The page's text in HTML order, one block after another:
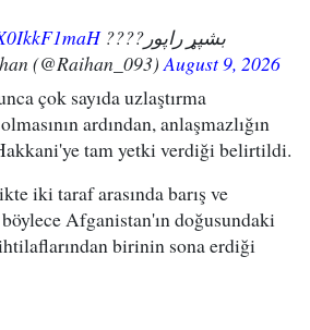
بشپړ راپور????
(@Raihan_093)August 9, 2026
çok sayıda uzlaştırma
ardından, anlaşmazlığın
tam yetki verdiği belirtildi.
iki taraf arasında barış ve
böylece Afganistan'ın doğusundaki
birinin sona erdiği